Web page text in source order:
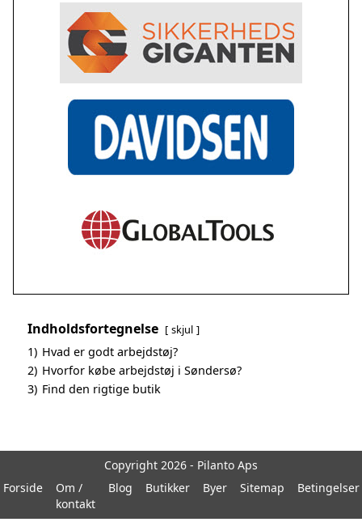
Indholdsfortegnelse skjul
1) Hvad er godt arbejdstøj?
2) Hvorfor købe arbejdstøj i Søndersø?
3) Find den rigtige butik
Copyright 2026 - Pilanto Aps
Forside
Om /
kontakt
Blog Butikker Byer Sitemap Betingelser